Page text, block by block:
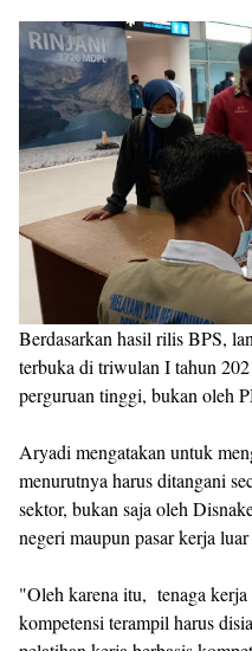
Berdasarkan hasil rilis BPS,
terbuka di triwulan I tahun
perguruan tinggi, bukan oleh
Aryadi mengatakan untuk
menurutnya harus ditangani
sektor, bukan saja oleh
negeri maupun pasar kerja
"Oleh karena itu, tenaga
kompetensi terampil harus